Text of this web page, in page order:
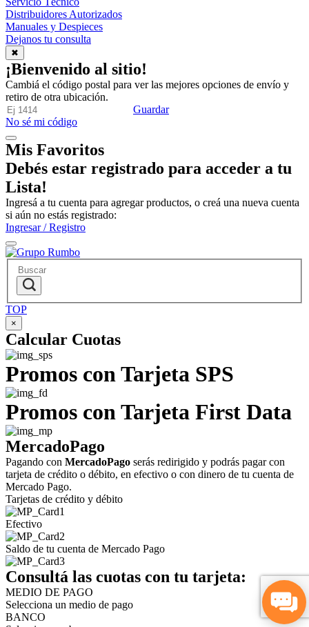
Distribuidores Autorizados
Manuales y Despieces
Dejanos tu consulta
✖
¡Bienvenido al sitio!
Cambiá el código postal para ver las mejores opciones de envío y
retiro de otra ubicación.
Guardar
No sé mi código
Mis Favoritos
Debés estar registrado para acceder a tu
Lista!
Ingresá a tu cuenta para agregar productos, o creá una nueva cuenta
si aún no estás registrado:
Ingresar / Registro
TOP
×
Calcular Cuotas
Promos con Tarjeta SPS
Promos con Tarjeta First Data
MercadoPago
Pagando con MercadoPago serás redirigido y podrás pagar con
tarjeta de crédito o débito, en efectivo o con dinero de tu cuenta de
Mercado Pago.
Tarjetas de crédito y débito
Efectivo
Saldo de tu cuenta de Mercado Pago
Consultá las cuotas con tu tarjeta:
MEDIO DE PAGO
Selecciona un medio de pago
BANCO